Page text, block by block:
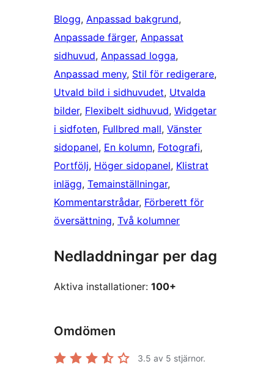
Blogg, Anpassad bakgrund
Anpassade färger, Anpassat
sidhuvud, Anpassad logga
Anpassad meny, Stil för redigerare
Utvald bild i sidhuvudet, Utvalda
bilder, Flexibelt sidhuvud, Widgetar
i sidfoten, Fullbred mall, Vänster
sidopanel, En kolumn, Fotografi
Portfölj, Höger sidopanel, Klistrat
inlägg, Temainställningar
Kommentarstrådar, Förberett för
översättning, Två kolumner
Nedladdningar per dag
Aktiva installationer: 100+
Omdömen
3.5 av 5 stjärnor.